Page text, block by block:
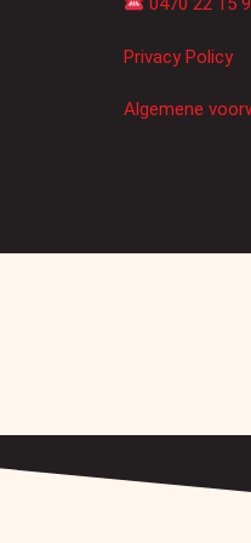
Privacy Policy
Algemene